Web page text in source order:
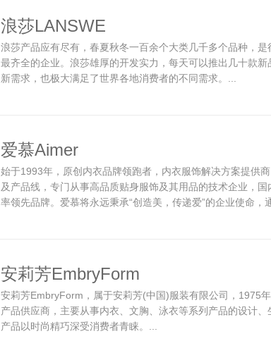
浪莎LANSWE
浪莎产品应有尽有，春夏秋冬一百余个大类几千多个品种，是
最齐全的企业。浪莎雄厚的开发实力，每天可以推出几十款新
新需求，也极大满足了世界各地消费者的不同需求。...
爱慕Aimer
始于1993年，原创内衣品牌领跑者，内衣服饰解决方案提供
及产品线，专门从事高品质贴身服饰及其用品的技术企业，
率领先品牌。爱慕将永远秉承“创造美，传递爱”的企业使命，
安莉芳EmbryForm
安莉芳EmbryForm，属于安莉芳(中国)服装有限公司，1975
产品供应商，主要从事内衣、文胸、泳衣等系列产品的设计、
产品以时尚精巧深受消费者青睐。...